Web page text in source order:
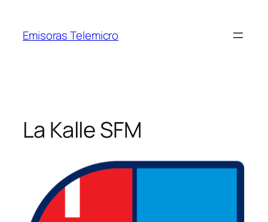
contenido
Emisoras Telemicro
La Kalle SFM